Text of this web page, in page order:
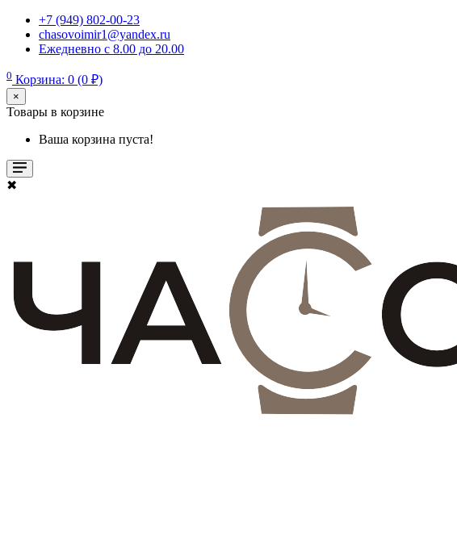
+7 (949) 802-00-23
chasovoimir1@yandex.ru
Ежедневно с 8.00 до 20.00
0 Корзина: 0 (0 ₽)
×
Товары в корзине
Ваша корзина пуста!
✖